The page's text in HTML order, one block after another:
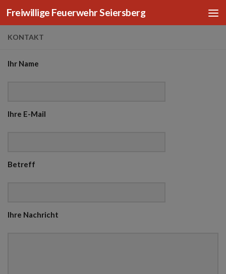
Zum Inhalt springen
Freiwillige Feuerwehr Seiersberg
KONTAKT
Ihr Name
Ihre E-Mail
Betreff
Ihre Nachricht